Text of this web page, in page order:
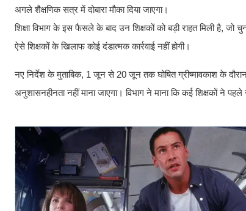
अगले शैक्षणिक सत्र में दोबारा मौका दिया जाएगा।
शिक्षा विभाग के इस फैसले के बाद उन शिक्षकों को बड़ी राहत मिली है,
ऐसे शिक्षकों के खिलाफ कोई दंडात्मक कार्रवाई नहीं होगी।
नए निर्देश के मुताबिक, 1 जून से 20 जून तक घोषित ग्रीष्मावकाश के
अनुशासनहीनता नहीं माना जाएगा। विभाग ने माना कि कई शिक्षकों ने